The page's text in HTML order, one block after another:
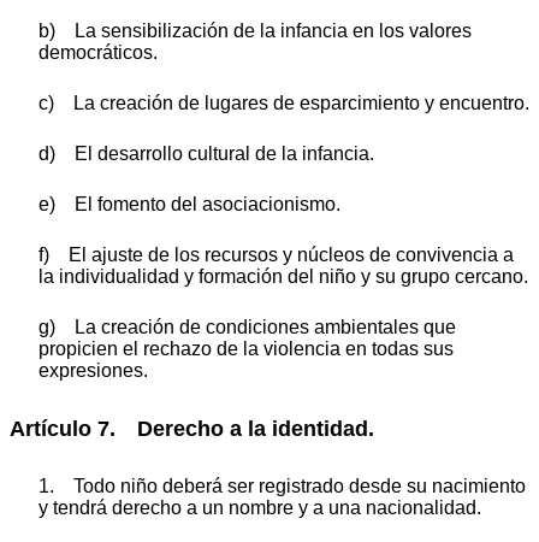
b) La sensibilización de la infancia en los valores
democráticos.
c) La creación de lugares de esparcimiento y encuentro.
d) El desarrollo cultural de la infancia.
e) El fomento del asociacionismo.
f) El ajuste de los recursos y núcleos de convivencia a
la individualidad y formación del niño y su grupo cercano.
g) La creación de condiciones ambientales que
propicien el rechazo de la violencia en todas sus
expresiones.
Artículo 7. Derecho a la identidad.
1. Todo niño deberá ser registrado desde su nacimiento
y tendrá derecho a un nombre y a una nacionalidad.